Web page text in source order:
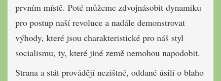
prvním místě. Poté můžeme zdvojnásobit dynamiku
pro postup naší revoluce a nadále demonstrovat
výhody, které jsou charakteristické pro náš styl
socialismu, ty, které jiné země nemohou napodobit.
Strana a stát provádějí nezištné, oddané úsilí o blaho